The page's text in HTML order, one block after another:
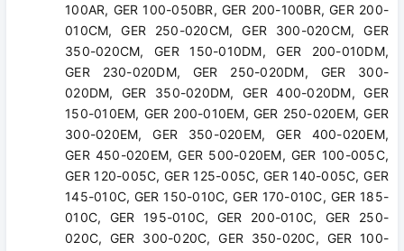
100AR, GER 100-050BR, GER 200-100BR, GER 200-
010CM, GER 250-020CM, GER 300-020CM, GER
350-020CM, GER 150-010DM, GER 200-010DM,
GER 230-020DM, GER 250-020DM, GER 300-
020DM, GER 350-020DM, GER 400-020DM, GER
150-010EM, GER 200-010EM, GER 250-020EM, GER
300-020EM, GER 350-020EM, GER 400-020EM,
GER 450-020EM, GER 500-020EM, GER 100-005C,
GER 120-005C, GER 125-005C, GER 140-005C, GER
145-010C, GER 150-010C, GER 170-010C, GER 185-
010C, GER 195-010C, GER 200-010C, GER 250-
020C, GER 300-020C, GER 350-020C, GER 100-